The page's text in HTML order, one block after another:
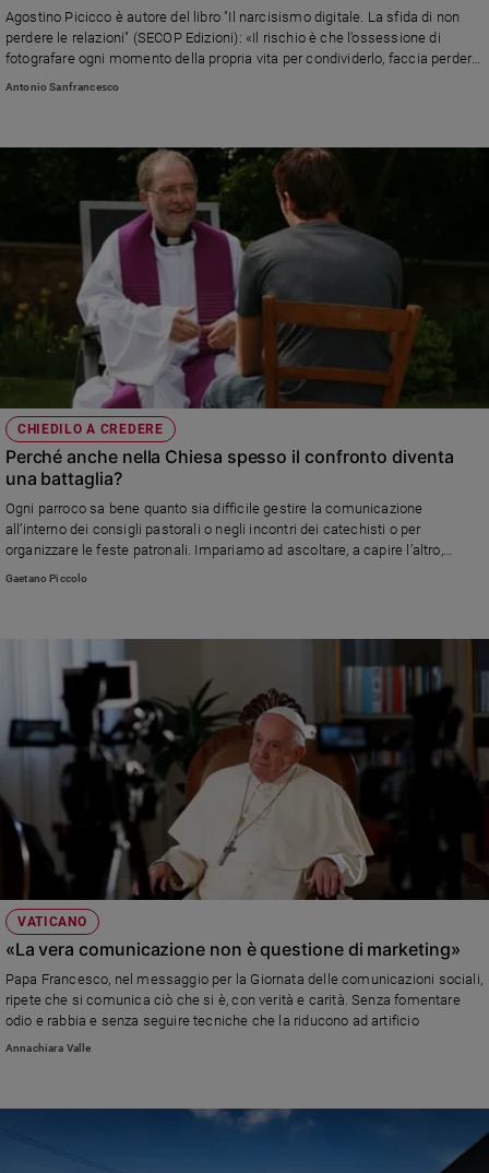
Agostino Picicco è autore del libro "Il narcisismo digitale. La sfida di non
perdere le relazioni" (SECOP Edizioni): «Il rischio è che l’ossessione di
fotografare ogni momento della propria vita per condividerlo, faccia perdere
quello che è stato il fine primo delle foto, legato ad una esigenza umana
Antonio Sanfrancesco
CHIEDILO A CREDERE
Perché anche nella Chiesa spesso il confronto diventa
una battaglia?
Ogni parroco sa bene quanto sia difficile gestire la comunicazione
all’interno dei consigli pastorali o negli incontri dei catechisti o per
organizzare le feste patronali. Impariamo ad ascoltare, a capire l’altro,
senza avere la pretesa di essere sempre nel giusto
Gaetano Piccolo
VATICANO
«La vera comunicazione non è questione di marketing»
Papa Francesco, nel messaggio per la Giornata delle comunicazioni sociali,
ripete che si comunica ciò che si è, con verità e carità. Senza fomentare
odio e rabbia e senza seguire tecniche che la riducono ad artificio
Annachiara Valle